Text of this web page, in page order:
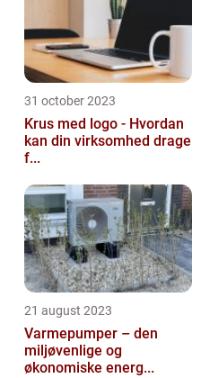
31 october 2023
Krus med logo - Hvordan
kan din virksomhed drage
f...
21 august 2023
Varmepumper – den
miljøvenlige og
økonomiske energ...